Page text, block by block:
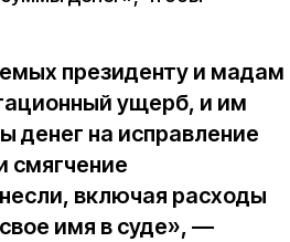
президенту и мадам
ущерб, и им
денег на исправление
смягчение
включая расходы
имя в суде», —